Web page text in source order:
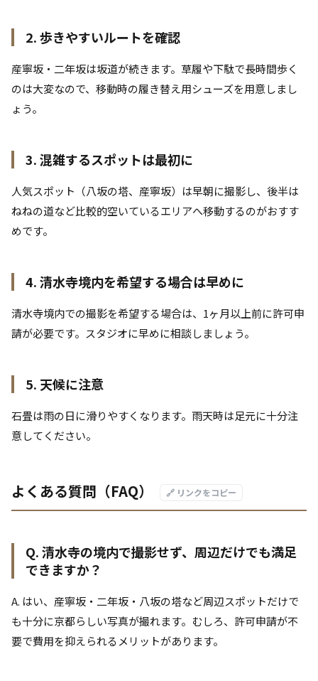
2. 歩きやすいルートを確認
産寧坂・二年坂は坂道が続きます。草履や下駄で長時間歩く
のは大変なので、移動時の履き替え用シューズを用意しまし
ょう。
3. 混雑するスポットは最初に
人気スポット（八坂の塔、産寧坂）は早朝に撮影し、後半は
ねねの道など比較的空いているエリアへ移動するのがおすす
めです。
4. 清水寺境内を希望する場合は早めに
清水寺境内での撮影を希望する場合は、1ヶ月以上前に許可申
請が必要です。スタジオに早めに相談しましょう。
5. 天候に注意
石畳は雨の日に滑りやすくなります。雨天時は足元に十分注
意してください。
よくある質問（FAQ） 🔗 リンクをコピー
Q. 清水寺の境内で撮影せず、周辺だけでも満足
できますか？
A. はい、産寧坂・二年坂・八坂の塔など周辺スポットだけで
も十分に京都らしい写真が撮れます。むしろ、許可申請が不
要で費用を抑えられるメリットがあります。